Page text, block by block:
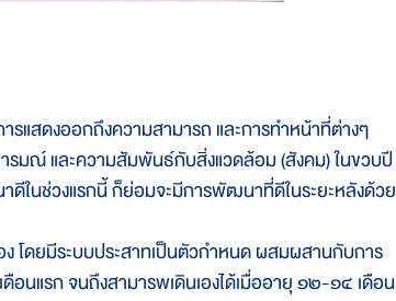
สดงออกถึงความสามารถ และการทำหน้าที่ต่างๆ
มณ์ และความสัมพันธ์กับสิ่งแวดล้อม (สังคม) ในขวบปี
ในช่วงแรกนี้ ก็ย่อมจะมีการพัฒนาที่ดีในระยะหลังด้วย
ยมีระบบประสาทเป็นตัวกำหนด ผสมผสานกับการ
ดือนแรก จนถึงสามารพเดินเองได้เมื่ออายุ ๑๒-๑๔ เดือน